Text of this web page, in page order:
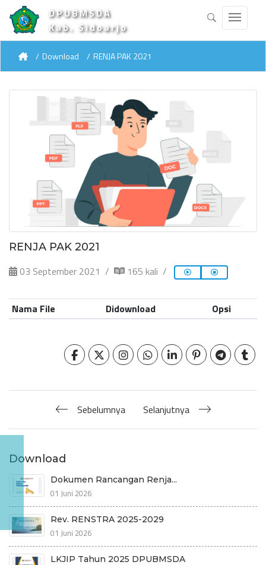
DPUBMSDA
Kab. Sidoarjo
Download RENJA PAK 2021
RENJA PAK 2021
03 September 2021 165 kali
Nama File Didownload Opsi
Sebelumnya Selanjutnya
Download
Dokumen Rancangan Renja...
01 Juni 2026
Rev. RENSTRA 2025-2029
01 Juni 2026
LKJIP Tahun 2025 DPUBMSDA